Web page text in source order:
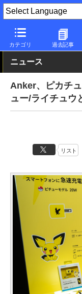
カテゴリ 過去記事
PC Watch 半導体/周辺
ニュース
Anker、ピカチ
ュー/ライチュウ
リスト